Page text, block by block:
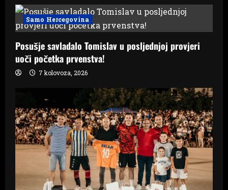
Samo Hercegovina
Posušje savladalo Tomislav u posljednjoj provjeri
uoči početka prvenstva!
7 kolovoza, 2026